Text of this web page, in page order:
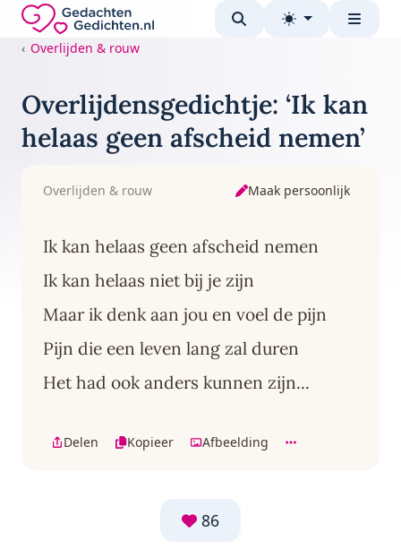
Direct naar de inhoud
Gedachten-Gedichten.nl — naar de homepage
Overlijden & rouw
Overlijdensgedichtje: ‘Ik kan
helaas geen afscheid nemen’
Overlijden & rouw Maak persoonlijk
Ik kan helaas geen afscheid nemen
Ik kan helaas niet bij je zijn
Maar ik denk aan jou en voel de pijn
Pijn die een leven lang zal duren
Het had ook anders kunnen zijn...
Delen Kopieer Afbeelding
86